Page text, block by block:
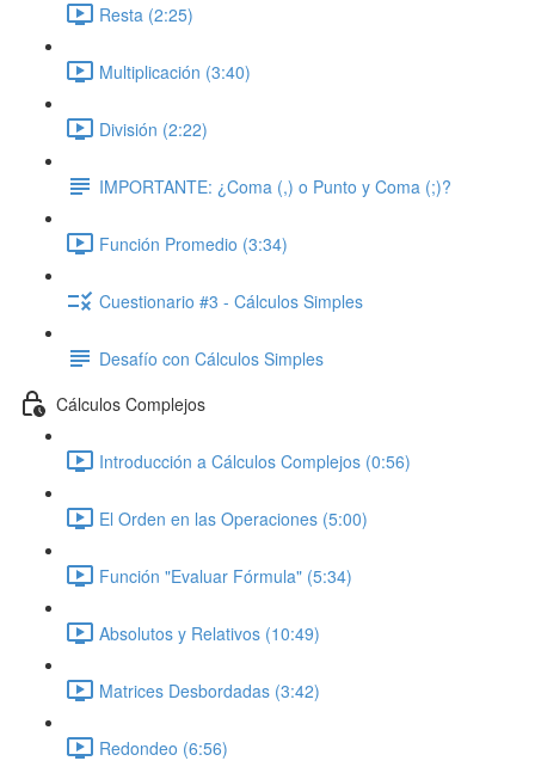
Resta (2:25)
Multiplicación (3:40)
División (2:22)
IMPORTANTE: ¿Coma (,) o Punto y Coma (;)?
Función Promedio (3:34)
Cuestionario #3 - Cálculos Simples
Desafío con Cálculos Simples
Cálculos Complejos
Introducción a Cálculos Complejos (0:56)
El Orden en las Operaciones (5:00)
Función "Evaluar Fórmula" (5:34)
Absolutos y Relativos (10:49)
Matrices Desbordadas (3:42)
Redondeo (6:56)